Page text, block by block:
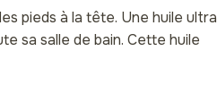
pieds à la tête. Une huile ultra
sa salle de bain. Cette huile